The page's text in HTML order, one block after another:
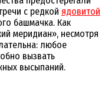
с редкой ядовитой
башмачка. Как
меридиан», несмотря
любое
вызвать
высыпаний.